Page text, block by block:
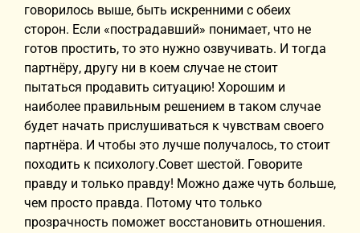
говорилось выше, быть искренними с обеих
сторон. Если «пострадавший» понимает, что не
готов простить, то это нужно озвучивать. И тогда
партнёру, другу ни в коем случае не стоит
пытаться продавить ситуацию! Хорошим и
наиболее правильным решением в таком случае
будет начать прислушиваться к чувствам своего
партнёра. И чтобы это лучше получалось, то стоит
походить к психологу.Совет шестой. Говорите
правду и только правду! Можно даже чуть больше,
чем просто правда. Потому что только
прозрачность поможет восстановить отношения.